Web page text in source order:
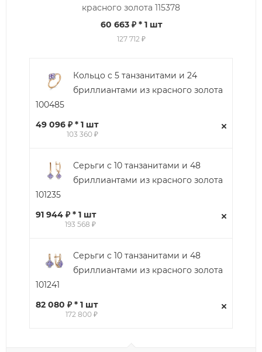
красного золота 115378
60 663 ₽* 1 шт
127 712 ₽
Кольцо с 5 танзанитами и 24
бриллиантами из красного золота
100485
49 096 ₽ * 1 шт
103 360 ₽
Серьги с 10 танзанитами и 48
бриллиантами из красного золота
101235
91 944 ₽ * 1 шт
193 568 ₽
Серьги с 10 танзанитами и 48
бриллиантами из красного золота
101241
82 080 ₽ * 1 шт
172 800 ₽